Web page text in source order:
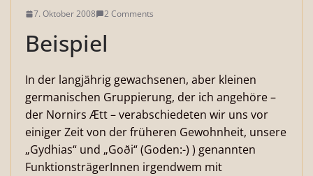
7. Oktober 2008 2 Comments
Beispiel
In der langjährig gewachsenen, aber kleinen
germanischen Gruppierung, der ich angehöre –
der Nornirs Ætt – verabschiedeten wir uns vor
einiger Zeit von der früheren Gewohnheit, unsere
„Gydhias“ und „Goði“ (Goden:-) ) genannten
FunktionsträgerInnen irgendwem mit